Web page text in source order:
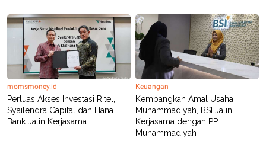
PRIVACY
POLICY
momsmoney.id
Perluas Akses Investasi Ritel,
Syailendra Capital dan Hana
Bank Jalin Kerjasama
Keuangan
Kembangkan Amal Usaha
Muhammadiyah, BSI Jalin
Kerjasama dengan PP
Muhammadiyah